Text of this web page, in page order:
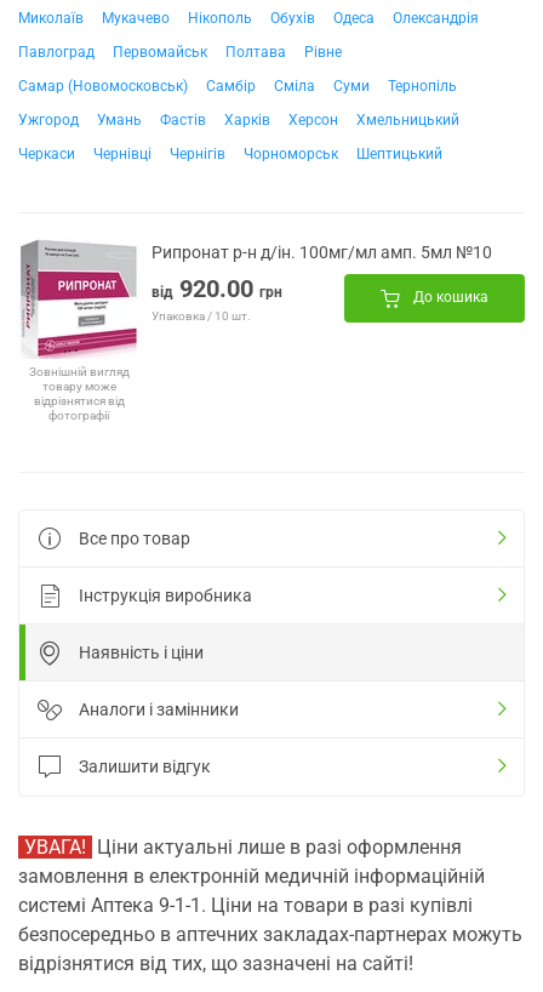
Миколаїв
Мукачево Нікополь Обухів Одеса
Олександрія
Павлоград
Первомайськ Полтава
Рівне
Самар (Новомосковськ)
Самбір Сміла Суми
Тернопіль
Ужгород
Умань Фастів Харків Херсон
Хмельницький
Черкаси
Чернівці Чернігів Чорноморськ Шептицький
Зовнішній вигляд
товару може
відрізнятися від
фотографії
Рипронат р-н д/ін. 100мг/мл амп. 5мл №10
від 920.00 грн
Упаковка / 10 шт.
До кошика
Все про товар
Інструкція виробника
Наявність і ціни
Аналоги і замінники
Залишити відгук
УВАГА! Ціни актуальні лише в разі оформлення
замовлення в електронній медичній інформаційній
системі Аптека 9-1-1. Ціни на товари в разі купівлі
безпосередньо в аптечних закладах-партнерах можуть
відрізнятися від тих, що зазначені на сайті!